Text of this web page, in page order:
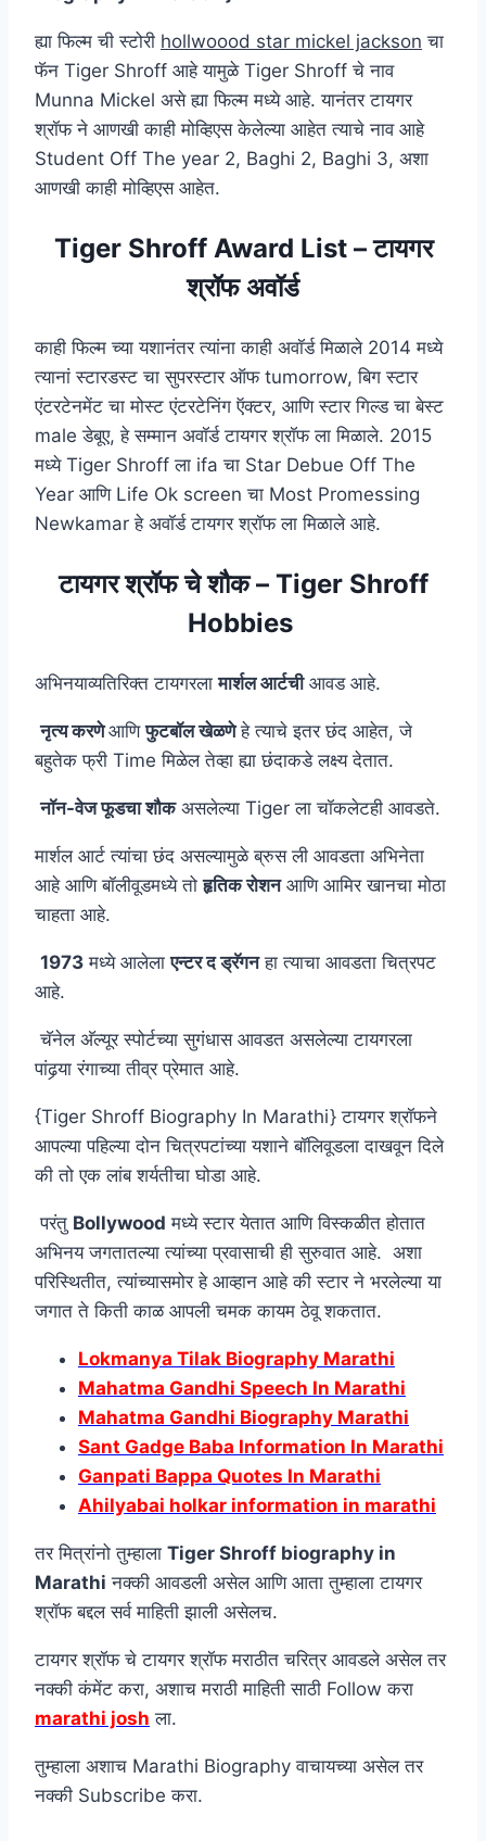
ह्या फिल्म ची स्टोरी hollwoood star mickel jackson चा
फॅन Tiger Shroff आहे यामुळे Tiger Shroff चे नाव
Munna Mickel असे ह्या फिल्म मध्ये आहे. यानंतर टायगर
श्रॉफ ने आणखी काही मोव्हिएस केलेल्या आहेत त्याचे नाव आहे
Student Off The year 2, Baghi 2, Baghi 3, अशा
आणखी काही मोव्हिएस आहेत.
Tiger Shroff Award List – टायगर
श्रॉफ अवॉर्ड
काही फिल्म च्या यशानंतर त्यांना काही अवॉर्ड मिळाले 2014 मध्ये
त्यानां स्टारडस्ट चा सुपरस्टार ऑफ tumorrow, बिग स्टार
एंटरटेनमेंट चा मोस्ट एंटरटेनिंग ऍक्टर, आणि स्टार गिल्ड चा बेस्ट
male डेबूए, हे सम्मान अवॉर्ड टायगर श्रॉफ ला मिळाले. 2015
मध्ये Tiger Shroff ला ifa चा Star Debue Off The
Year आणि Life Ok screen चा Most Promessing
Newkamar हे अवॉर्ड टायगर श्रॉफ ला मिळाले आहे.
टायगर श्रॉफ चे शौक – Tiger Shroff
Hobbies
अभिनयाव्यतिरिक्त टायगरलामार्शल आर्टचीआवड आहे.
नृत्य करणेआणिफुटबॉल खेळणेहे त्याचे इतर छंद आहेत, जे
बहुतेक फ्री Time मिळेल तेव्हा ह्या छंदाकडे लक्ष्य देतात.
नॉन-वेज फूडचा शौकअसलेल्या Tiger ला चॉकलेटही आवडते.
मार्शल आर्ट त्यांचा छंद असल्यामुळे ब्रुस ली आवडता अभिनेता
आहे आणि बॉलीवूडमध्ये तोहृतिक रोशनआणि आमिर खानचा मोठा
चाहता आहे.
1973 मध्ये आलेलाएन्टर द ड्रॅगनहा त्याचा आवडता चित्रपट
आहे.
चॅनेल अ‍ॅल्यूर स्पोर्टच्या सुगंधास आवडत असलेल्या टायगरला
पांढर्‍या रंगाच्या तीव्र प्रेमात आहे.
{Tiger Shroff Biography In Marathi} टायगर श्रॉफने
आपल्या पहिल्या दोन चित्रपटांच्या यशाने बॉलिवूडला दाखवून दिले
की तो एक लांब शर्यतीचा घोडा आहे.
परंतु Bollywood मध्ये स्टार येतात आणि विस्कळीत होतात
अभिनय जगतातल्या त्यांच्या प्रवासाची ही सुरुवात आहे. अशा
परिस्थितीत, त्यांच्यासमोर हे आव्हान आहे की स्टार ने भरलेल्या या
जगात ते किती काळ आपली चमक कायम ठेवू शकतात.
Lokmanya Tilak Biography Marathi
Mahatma Gandhi Speech In Marathi
Mahatma Gandhi Biography Marathi
Sant Gadge Baba Information In Marathi
Ganpati Bappa Quotes In Marathi
Ahilyabai holkar information in marathi
तर मित्रांनो तुम्हाला Tiger Shroff biography in
Marathi नक्की आवडली असेल आणि आता तुम्हाला टायगर
श्रॉफ बद्दल सर्व माहिती झाली असेलच.
टायगर श्रॉफ चे टायगर श्रॉफ मराठीत चरित्र आवडले असेल तर
नक्की कंमेंट करा, अशाच मराठी माहिती साठी Follow करा
marathi josh ला.
तुम्हाला अशाच Marathi Biography वाचायच्या असेल तर
नक्की Subscribe करा.